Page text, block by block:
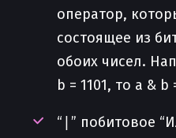
оператор,
состоящее из
обоих чисел.
b = 1101, то a & b
“ ” побитовое